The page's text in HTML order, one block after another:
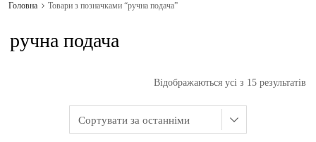
Головна Товари з позначками “ручна подача”
ручна подача
Відображаються усі з 15 результатів